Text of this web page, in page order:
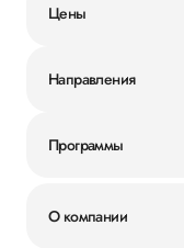
Цены
Направления
Программы
О компании